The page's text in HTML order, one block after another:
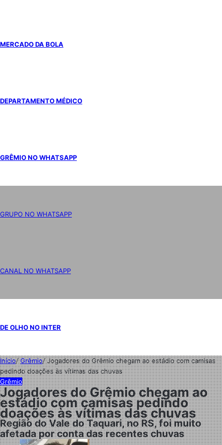
MERCADO DA BOLA
DEPARTAMENTO MÉDICO
GRÊMIO NO WHATSAPP
GRUPO NO WHATSAPP
CANAL NO WHATSAPP
DE OLHO NO INTER
Início/Grêmio/Jogadores do Grêmio chegam ao estádio com camisas
pedindo doações às vítimas das chuvas
Grêmio
Jogadores do Grêmio chegam ao
estádio com camisas pedindo
doações às vítimas das chuvas
Região do Vale do Taquari, no RS, foi muito
afetada por conta das recentes chuvas